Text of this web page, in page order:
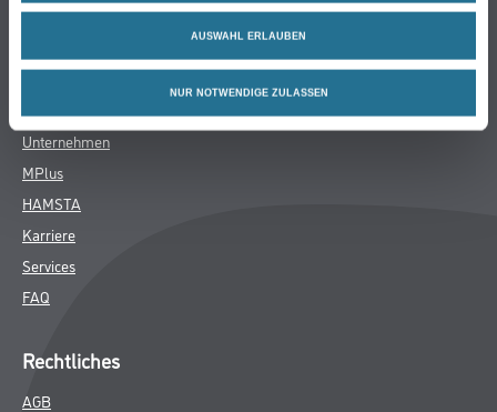
AUSWAHL ERLAUBEN
NUR NOTWENDIGE ZULASSEN
Werkzeug & Maschinen
Unternehmen
MPlus
HAMSTA
Karriere
Services
FAQ
Rechtliches
AGB